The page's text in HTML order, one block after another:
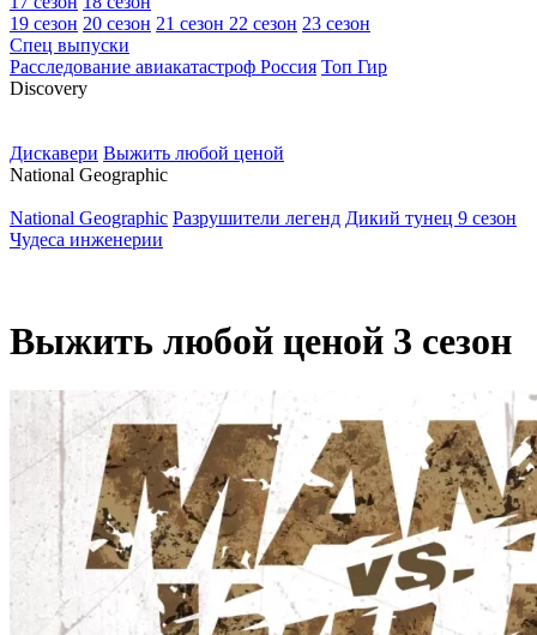
19 сезон 20 сезон 21 сезон 22 сезон 23 сезон
Спец выпуски
Расследование авиакатастроф Россия Топ Гир
Discovery
Дискавери Выжить любой ценой
National Geographic
National Geographic Разрушители легенд Дикий тунец 9 сезон
Чудеса инженерии
Выжить любой ценой 3 сезон